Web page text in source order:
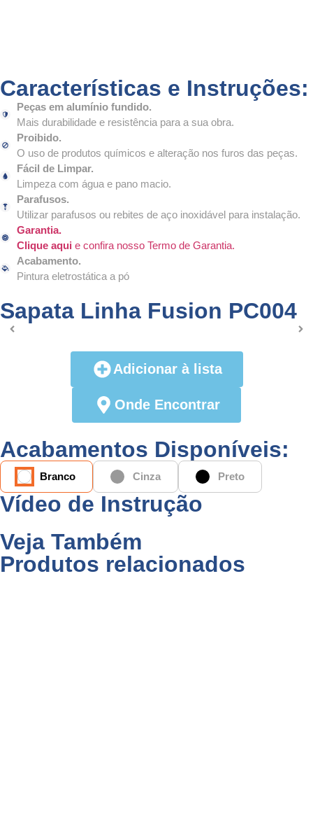
Características e Instruções:
Peças em alumínio fundido.
Mais durabilidade e resistência para a sua obra.
Proibido.
O uso de produtos químicos e alteração nos furos das peças.
Fácil de Limpar.
Limpeza com água e pano macio.
Parafusos.
Utilizar parafusos ou rebites de aço inoxidável para instalação.
Garantia.
Clique aqui e confira nosso Termo de Garantia.
Acabamento.
Pintura eletrostática a pó
Sapata Linha Fusion PC004
Adicionar à lista
Onde Encontrar
Acabamentos Disponíveis:
Branco Cinza Preto
Vídeo de Instrução
Veja Também
Produtos relacionados